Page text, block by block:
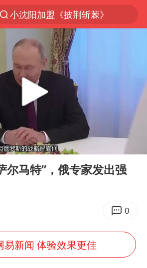
小沈阳加盟《披荆斩棘》
白海豚雨量超越利奇马、巴威
人形机器人第一股
上海地铁4条线路全线停运
宇树申购 中一签有望赚20万元
4.2平卫生间补漏注胶花1.55万
白海豚路径图
武汉3名城管协管员殴打摊主被刑拘
5万小车卖不动 微型代步车集体遇冷
尔马特”，俄专家发出强
0
易新闻 体验效果更佳